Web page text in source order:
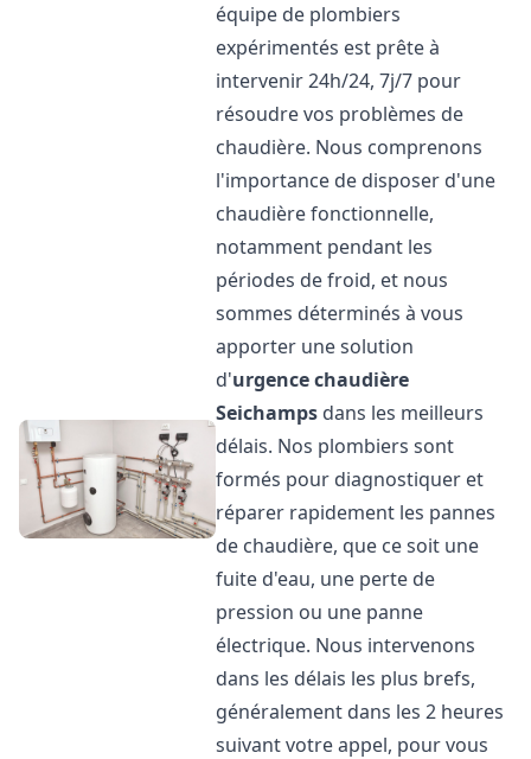
équipe de plombiers
expérimentés est prête à
intervenir 24h/24, 7j/7 pour
résoudre vos problèmes de
chaudière. Nous comprenons
l'importance de disposer d'une
chaudière fonctionnelle,
notamment pendant les
périodes de froid, et nous
sommes déterminés à vous
apporter une solution
d'urgence chaudière
Seichamps dans les meilleurs
délais. Nos plombiers sont
formés pour diagnostiquer et
réparer rapidement les pannes
de chaudière, que ce soit une
fuite d'eau, une perte de
pression ou une panne
électrique. Nous intervenons
dans les délais les plus brefs,
généralement dans les 2 heures
suivant votre appel, pour vous